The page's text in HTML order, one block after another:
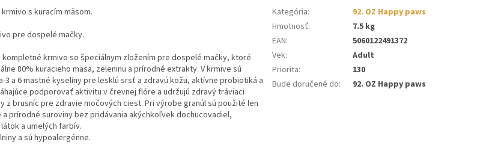
s kuracím mäsom.
pre dospelé mačky.
krmivo so špeciálnym zložením pre dospelé mačky, ktoré
80% kuracieho mäsa, zeleninu a prírodné extrakty. V krmive sú
3 a 6 mastné kyseliny pre lesklú srsť a zdravú kožu, aktívne probiotiká a
podporovať aktivitu v črevnej flóre a udržujú zdravý tráviaci
z brusníc pre zdravie močových ciest. Pri výrobe granúl sú použité len
prírodné suroviny bez pridávania akýchkoľvek dochucovadiel,
a umelých farbív.
a sú hypoalergénne.
Kategória:
92. OZ Happy paws
Hmotnosť:
7.5 kg
EAN:
5060122491372
Vek:
Adult
Priorita:
130
Bude doručené do: 92. OZ Happy paws